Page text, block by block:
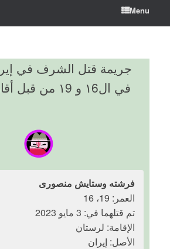
Menu
جريمة قتل الشرف في
في ال١6 و ١9
فرشته وستایش منصوری
العمر: 19، 16
تم قتلهما في: 3 مايو 2023
الإقامة: لرستان
الأصل: إيران